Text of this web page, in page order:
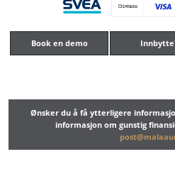
Book en demo
Ønsker du å få ytterligere
informasjon om gunstig